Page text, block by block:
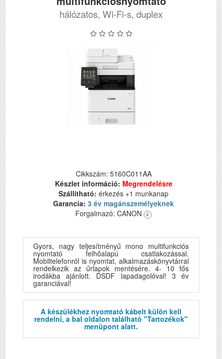
hálózatos, Wi-Fi-s, duplex
Cikkszám: 5160C011AA
Készlet információ: Megrendelésre
Szállítható: érkezés +1 munkanap
Garancia: 3 év magánszemélyeknek
Forgalmazó: CANON
Gyors, nagy teljesítményű mono multifunkciós
nyomtató felhőalapú csatlakozással.
Mobiltelefonról is nyomtat, alkalmazáskönyvtárral
rendelkezik az űrlapok mentésére. 4- 10 fős
irodákba ajánlott. DSDF lapadagolóval! 3 év
garanciával!
A készülékhez nyomtató kábelt külön kell
rendelni, a bal oldalon található "Tartozékok"
menüpont alatt.